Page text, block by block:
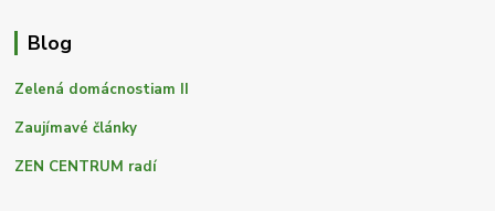
Blog
Zelená domácnostiam II
Zaujímavé články
ZEN CENTRUM radí